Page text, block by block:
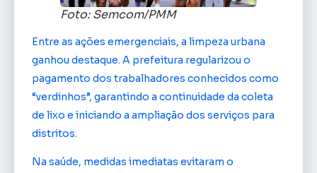
Foto: Semcom/PMM
Entre as ações emergenciais, a limpeza urbana
ganhou destaque. A prefeitura regularizou o
pagamento dos trabalhadores conhecidos como
“verdinhos”, garantindo a continuidade da coleta
de lixo e iniciando a ampliação dos serviços para
distritos.
Na saúde, medidas imediatas evitaram o